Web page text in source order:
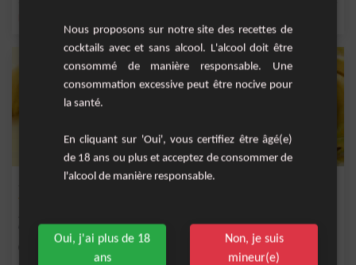
Smoothie vert énergisant à l'avocat et à la banane
un coc...
Nous proposons sur notre site des recettes de
cocktails avec et sans alcool. L'alcool doit être
consommé de manière responsable. Une
consommation excessive peut être nocive pour
la santé.
En cliquant sur 'Oui', vous certifiez être âgé(e)
de 18 ans ou plus et acceptez de consommer de
l'alcool de manière responsable.
Oui, j'ai plus de 18
ans
Non, je suis
mineur(e)